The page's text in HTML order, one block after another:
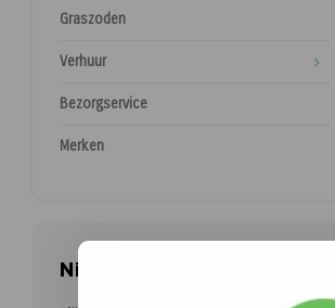
Graszoden
Verhuur
Bezorgservice
Merken
Nieuwsbrief